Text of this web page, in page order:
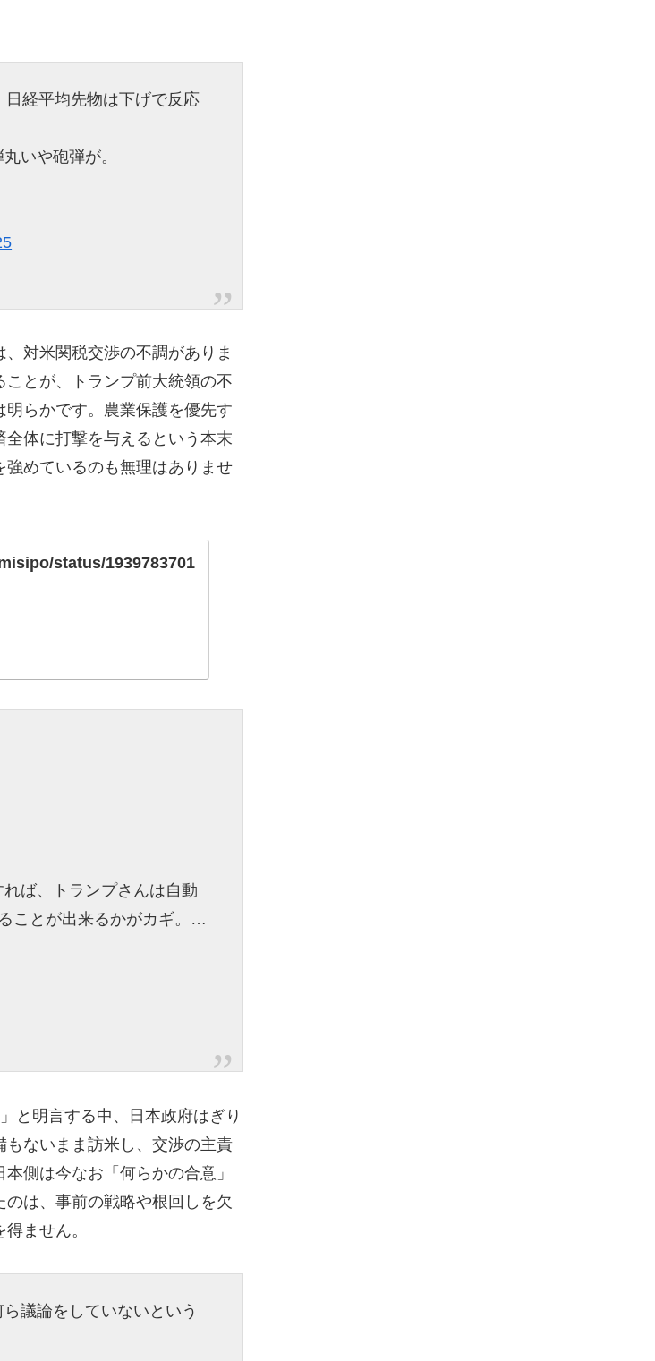
日経平均先物は下げで反応
いや砲弾が。
対米関税交渉の不調がありま
とが、トランプ前大統領の不
らかです。農業保護を優先す
体に打撃を与えるという本末
めているのも無理はありませ
status/1939783701
ば、トランプさんは自動
ことが出来るかがカギ。…
と明言する中、日本政府はぎり
ないまま訪米し、交渉の主責
側は今なお「何らかの合意」
は、事前の戦略や根回しを欠
ません。
議論をしていないという